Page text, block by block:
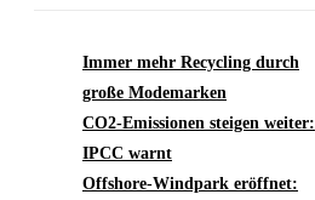
Immer mehr Recycling durch
große Modemarken
CO2-Emissionen steigen weiter:
IPCC warnt
Offshore-Windpark eröffnet: